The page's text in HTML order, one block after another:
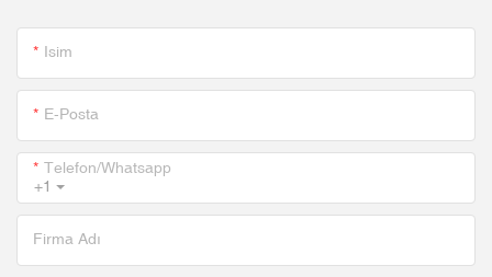
Isim
E-Posta
+1
Telefon/whatsapp
Firma Adı